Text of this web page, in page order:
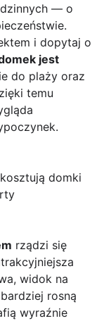
— o
i dopytaj o
jest
do plaży oraz
temu
domki
rządzi się
widok na
rosną
wyraźnie